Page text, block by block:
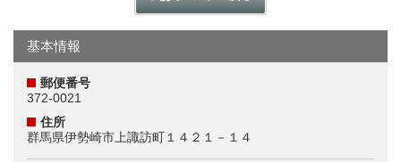
基本情報
郵便番号
372-0021
住所
群馬県伊勢崎市上諏訪町１４２１－１４